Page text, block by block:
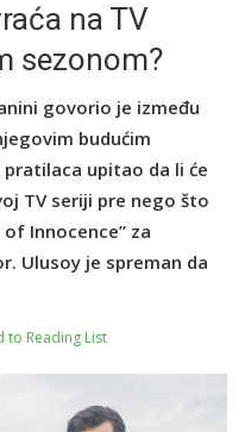
na TV
sezonom?
govorio je između
budućim
upitao da li će
TV seriji pre nego što
Innocence” za
Ulusoy je spreman da
to Reading List